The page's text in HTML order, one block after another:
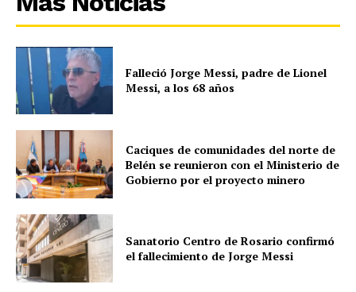
Falleció Jorge Messi, padre de Lionel
Messi, a los 68 años
Caciques de comunidades del norte de
Belén se reunieron con el Ministerio de
Gobierno por el proyecto minero
Sanatorio Centro de Rosario confirmó
el fallecimiento de Jorge Messi